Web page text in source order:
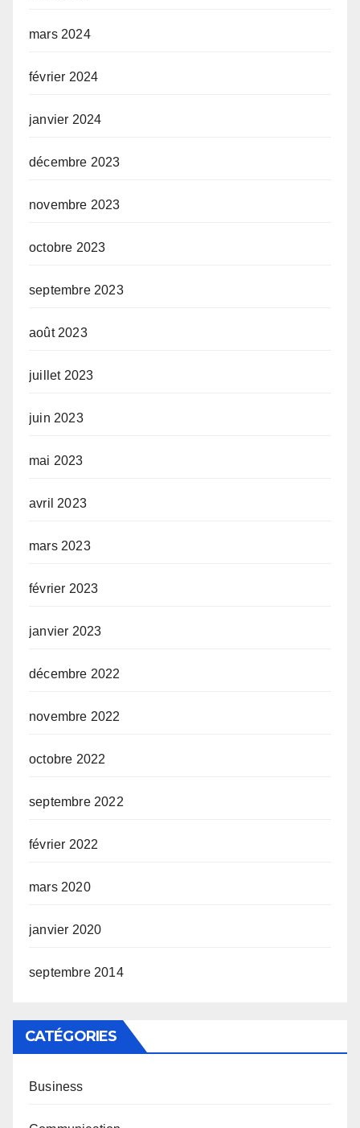
mars 2024
février 2024
janvier 2024
décembre 2023
novembre 2023
octobre 2023
septembre 2023
août 2023
juillet 2023
juin 2023
mai 2023
avril 2023
mars 2023
février 2023
janvier 2023
décembre 2022
novembre 2022
octobre 2022
septembre 2022
février 2022
mars 2020
janvier 2020
septembre 2014
CATÉGORIES
Business